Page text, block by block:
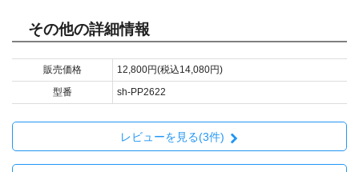
その他の詳細情報
販売価格
12,800円(税込14,080円)
型番
sh-PP2622
レビューを見る(3件)